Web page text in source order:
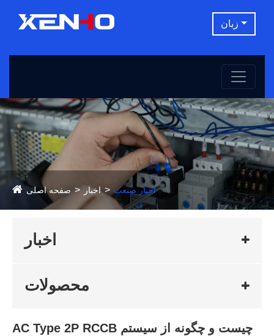
زبان
صفحه اصلی اخبار اخبار صنعت
اخبار
محصولات
AC Type 2P RCCB چیست و چگونه از سیستم